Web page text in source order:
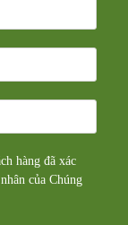
hàng đã xác
của Chúng